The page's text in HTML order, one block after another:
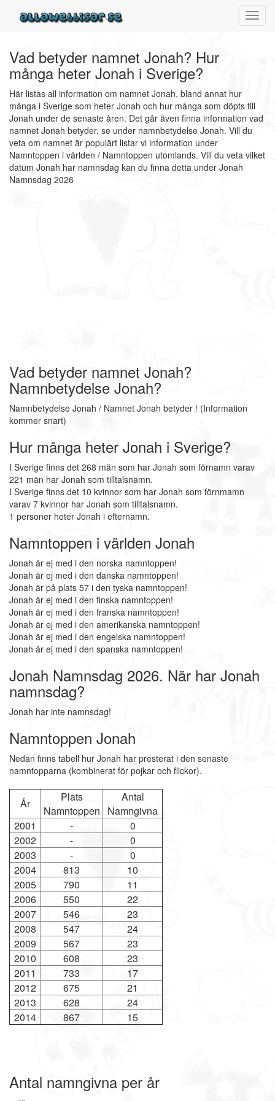
Vad betyder namnet Jonah? Hur
många heter Jonah i Sverige?
Här listas all information om namnet Jonah, bland annat hur
många i Sverige som heter Jonah och hur många som döpts till
Jonah under de senaste åren. Det går även finna information vad
namnet Jonah betyder, se under namnbetydelse Jonah. Vill du
veta om namnet är populärt listar vi information under
Namntoppen i världen / Namntoppen utomlands. Vill du veta vilket
datum Jonah har namnsdag kan du finna detta under Jonah
Namnsdag 2026
Vad betyder namnet Jonah?
Namnbetydelse Jonah?
Namnbetydelse Jonah / Namnet Jonah betyder ! (Information
kommer snart)
Hur många heter Jonah i Sverige?
I Sverige finns det 268 män som har Jonah som förnamn varav
221 män har Jonah som tilltalsnamn.
I Sverige finns det 10 kvinnor som har Jonah som förnmamn
varav 7 kvinnor har Jonah som tilltalsnamn.
1 personer heter Jonah i efternamn.
Namntoppen i världen Jonah
Jonah är ej med i den norska namntoppen!
Jonah är ej med i den danska namntoppen!
Jonah är på plats 57 i den tyska namntoppen!
Jonah är ej med i den finska namntoppen!
Jonah är ej med i den franska namntoppen!
Jonah är ej med i den amerikanska namntoppen!
Jonah är ej med i den engelska namntoppen!
Jonah är ej med i den spanska namntoppen!
Jonah Namnsdag 2026. När har Jonah
namnsdag?
Jonah har inte namnsdag!
Namntoppen Jonah
Nedan finns tabell hur Jonah har presterat i den senaste
namntopparna (kombinerat för pojkar och flickor).
År
Plats
Namntoppen
Antal
Namngivna
2001
-
0
2002
-
0
2003
-
0
2004
813
10
2005
790
11
2006
550
22
2007
546
23
2008
547
24
2009
567
23
2010
608
23
2011
733
17
2012
675
21
2013
628
24
2014
867 15
Antal namngivna per år